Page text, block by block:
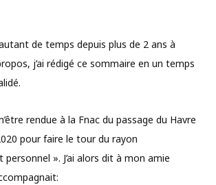
de temps depuis plus de 2 ans à
j’ai rédigé ce sommaire en un temps
rendue à la Fnac du passage du Havre
pour faire le tour du rayon
». J’ai alors dit à mon amie